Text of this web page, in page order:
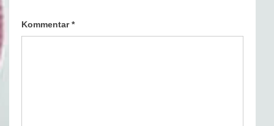
Kommentar*